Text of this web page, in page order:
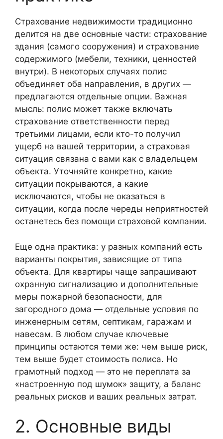
Страхование недвижимости традиционно
делится на две основные части: страхование
здания (самого сооружения) и страхование
содержимого (мебели, техники, ценностей
внутри). В некоторых случаях полис
объединяет оба направления, в других —
предлагаются отдельные опции. Важная
мысль: полис может также включать
страхование ответственности перед
третьими лицами, если кто-то получил
ущерб на вашей территории, а страховая
ситуация связана с вами как с владельцем
объекта. Уточняйте конкретно, какие
ситуации покрываются, а какие
исключаются, чтобы не оказаться в
ситуации, когда после череды неприятностей
останетесь без помощи страховой компании.
Еще одна практика: у разных компаний есть
варианты покрытия, зависящие от типа
объекта. Для квартиры чаще запрашивают
охранную сигнализацию и дополнительные
меры пожарной безопасности, для
загородного дома — отдельные условия по
инженерным сетям, септикам, гаражам и
навесам. В любом случае ключевые
принципы остаются теми же: чем выше риск,
тем выше будет стоимость полиса. Но
грамотный подход — это не переплата за
«настроенную под шумок» защиту, а баланс
реальных рисков и ваших реальных затрат.
2. Основные виды